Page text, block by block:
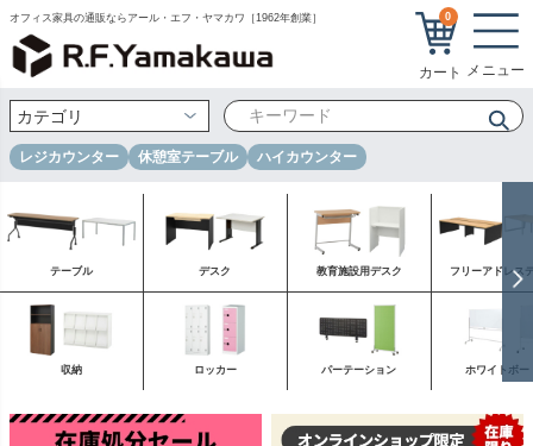
オフィス家具の通販ならアール・エフ・ヤマカワ［1962年創業］ 0
レジカウンター 休憩室テーブル ハイカウンター
テーブル デスク 教育施設用デスク フリーアドレス
収納 ロッカー パーテーション ホワイトボー